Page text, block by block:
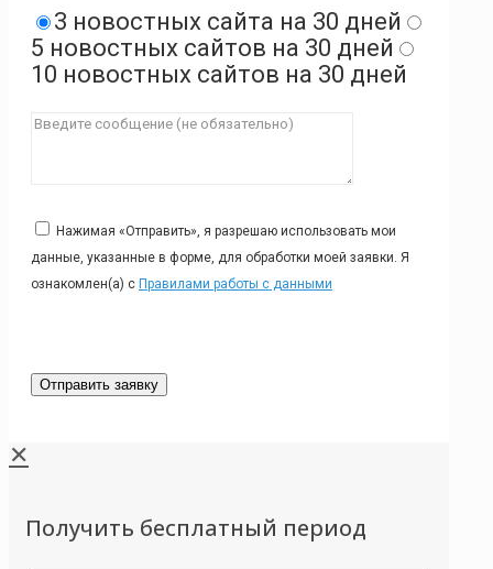
3 новостных сайта на 30 дней
5 новостных сайтов на 30 дней
10 новостных сайтов на 30 дней
Нажимая «Отправить», я разрешаю использовать мои
данные, указанные в форме, для обработки моей заявки. Я
ознакомлен(а) с Правилами работы с данными
✕
Получить бесплатный период